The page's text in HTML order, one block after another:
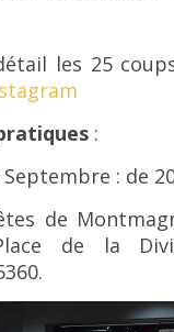
les 25
:
: de
de
de la